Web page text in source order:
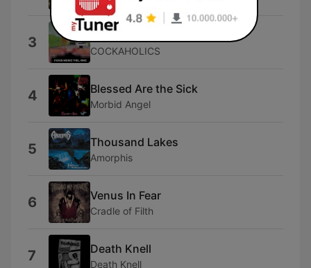
3 Cock and Ball Torture
COCKAHOLICS
4 Blessed Are the Sick
Morbid Angel
5 Thousand Lakes
Amorphis
6 Venus In Fear
Cradle of Filth
7 Death Knell
Death Knell